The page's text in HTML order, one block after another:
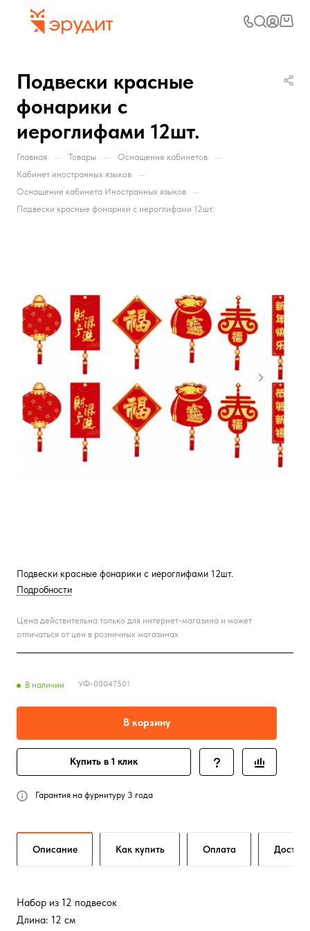
Подвески красные
фонарики с
иероглифами 12шт.
Главная — Товары — Оснащение кабинетов —
Кабинет иностранных языков —
Оснащение кабинета Иностранных языков —
Подвески красные фонарики с иероглифами 12шт.
Подвески красные фонарики с иероглифами 12шт.
Подробности
Цена действительна только для интернет-магазина и может
отличаться от цен в розничных магазинах
В наличии УФ-00047501
В корзину
Купить в 1 клик
Гарантия на фурнитуру 3 года
Описание Как купить Оплата
Набор из 12 подвесок
Длина: 12 см